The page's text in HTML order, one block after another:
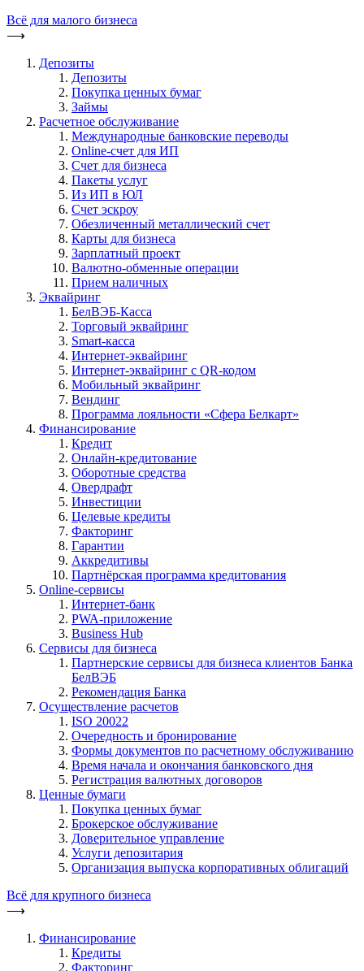
Всё для малого бизнеса
⟶
Депозиты
Депозиты
Покупка ценных бумаг
Займы
Расчетное обслуживание
Международные банковские переводы
Online-счет для ИП
Счет для бизнеса
Пакеты услуг
Из ИП в ЮЛ
Счет эскроу
Обезличенный металлический счет
Карты для бизнеса
Зарплатный проект
Валютно-обменные операции
Прием наличных
Эквайринг
БелВЭБ-Касса
Торговый эквайринг
Smart-касса
Интернет-эквайринг
Интернет-эквайринг с QR-кодом
Мобильный эквайринг
Вендинг
Программа лояльности «Сфера Белкарт»
Финансирование
Кредит
Онлайн-кредитование
Оборотные средства
Овердрафт
Инвестиции
Целевые кредиты
Факторинг
Гарантии
Аккредитивы
Партнёрская программа кредитования
Online-сервисы
Интернет-банк
PWA-приложение
Business Hub
Сервисы для бизнеса
Партнерские сервисы для бизнеса клиентов Банка
БелВЭБ
Рекомендация Банка
Осуществление расчетов
ISO 20022
Очередность и бронирование
Формы документов по расчетному обслуживанию
Время начала и окончания банковского дня
Регистрация валютных договоров
Ценные бумаги
Покупка ценных бумаг
Брокерское обслуживание
Доверительное управление
Услуги депозитария
Организация выпуска корпоративных облигаций
Всё для крупного бизнеса
⟶
Финансирование
Кредиты
Факторинг